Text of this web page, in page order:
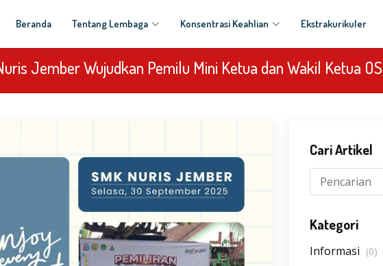
Beranda Tentang Lembaga Konsentrasi Keahlian Ekstrakurikuler
Jember Wujudkan Pemilu Mini Ketua dan Wakil Ketua
Cari Artikel
Kategori
Informasi (0)